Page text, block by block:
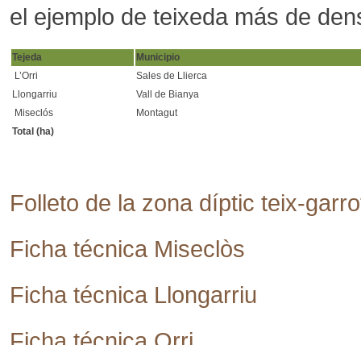
el ejemplo de teixeda más de
Tejeda
Municipio
L’Orri
Sales de Llierca
Llongarriu
Vall de Bianya
Miseclós
Montagut
Total (ha)
Folleto de la zona díptic teix-
Ficha técnica Miseclòs
Ficha técnica Llongarriu